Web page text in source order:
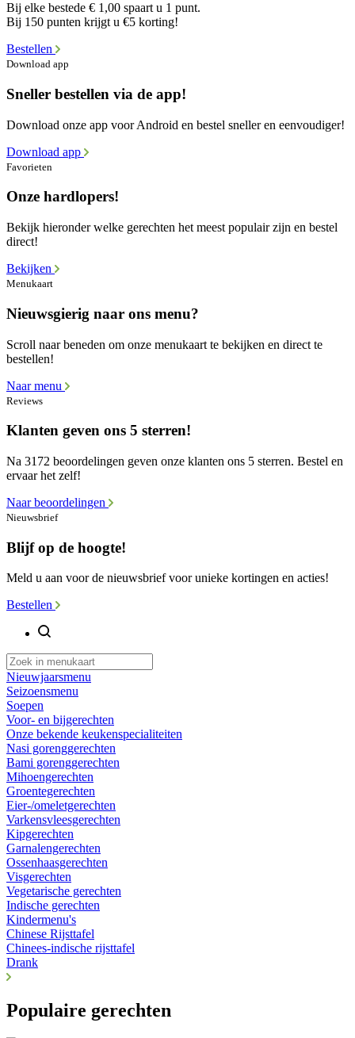
Bij elke bestede € 1,00 spaart u 1 punt.
Bij 150 punten krijgt u €5 korting!
Bestellen
Download app
Sneller bestellen via de app!
Download onze app voor Android en bestel sneller en eenvoudiger!
Download app
Favorieten
Onze hardlopers!
Bekijk hieronder welke gerechten het meest populair zijn en bestel
direct!
Bekijken
Menukaart
Nieuwsgierig naar ons menu?
Scroll naar beneden om onze menukaart te bekijken en direct te
bestellen!
Naar menu
Reviews
Klanten geven ons 5 sterren!
Na 3172 beoordelingen geven onze klanten ons 5 sterren. Bestel en
ervaar het zelf!
Naar beoordelingen
Nieuwsbrief
Blijf op de hoogte!
Meld u aan voor de nieuwsbrief voor unieke kortingen en acties!
Bestellen
Nieuwjaarsmenu
Seizoensmenu
Soepen
Voor- en bijgerechten
Onze bekende keukenspecialiteiten
Nasi gorenggerechten
Bami gorenggerechten
Mihoengerechten
Groentegerechten
Eier-/omeletgerechten
Varkensvleesgerechten
Kipgerechten
Garnalengerechten
Ossenhaasgerechten
Visgerechten
Vegetarische gerechten
Indische gerechten
Kindermenu's
Chinese Rijsttafel
Chinees-indische rijsttafel
Drank
Populaire gerechten